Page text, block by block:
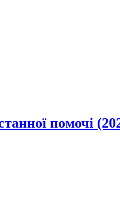
помочі